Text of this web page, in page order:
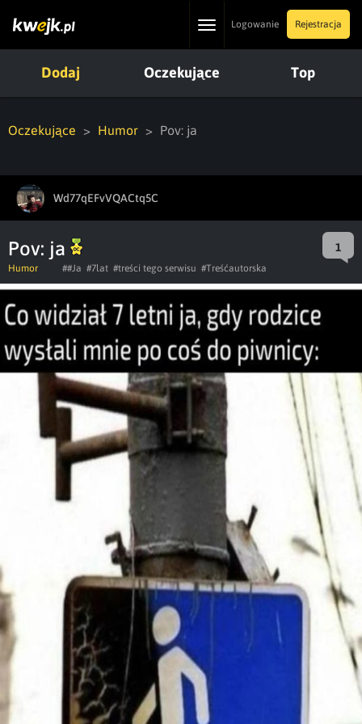
ToggleLogowanie Rejestracja
Dodaj Oczekujące Top
Oczekujące Humor Pov: ja
Wd77qEFvVQACtq5C
Pov: ja 1
Humor ##Ja #7lat #treści tego serwisu #Treśćautorska